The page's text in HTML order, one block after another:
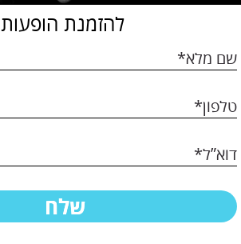
להזמנת הופעות